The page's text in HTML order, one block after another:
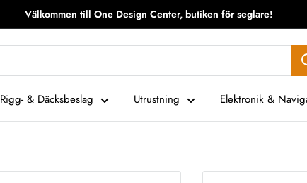
Välkommen till One Design Center, butiken för seglare!
Rigg- & Däcksbeslag Utrustning Elektronik &